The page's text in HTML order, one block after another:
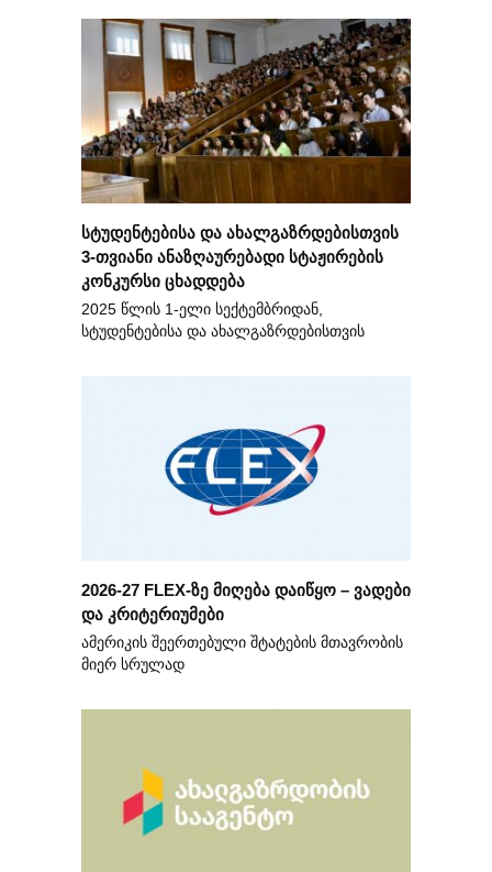
სტუდენტებისა და ახალგაზრდებისთვის
3-თვიანი ანაზღაურებადი სტაჟირების
კონკურსი ცხადდება
2025 წლის 1-ელი სექტემბრიდან,
სტუდენტებისა და ახალგაზრდებისთვის
2026-27 FLEX-ზე მიღება დაიწყო – ვადები
და კრიტერიუმები
ამერიკის შეერთებული შტატების მთავრობის
მიერ სრულად